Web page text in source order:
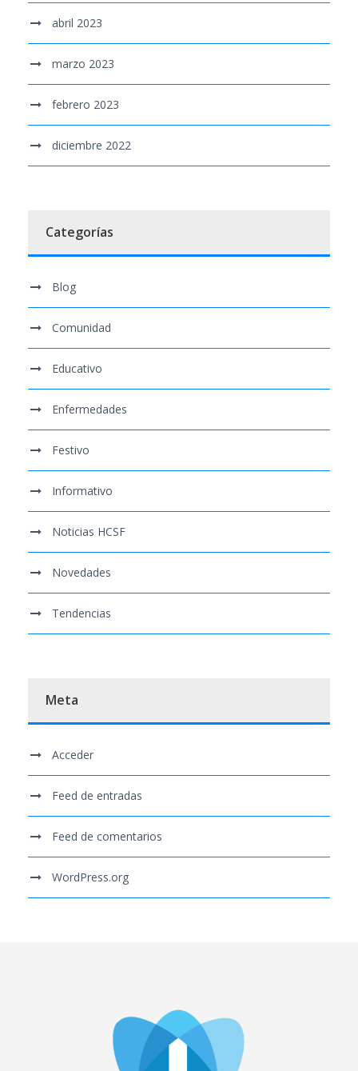
abril 2023
marzo 2023
febrero 2023
diciembre 2022
Categorías
Blog
Comunidad
Educativo
Enfermedades
Festivo
Informativo
Noticias HCSF
Novedades
Tendencias
Meta
Acceder
Feed de entradas
Feed de comentarios
WordPress.org